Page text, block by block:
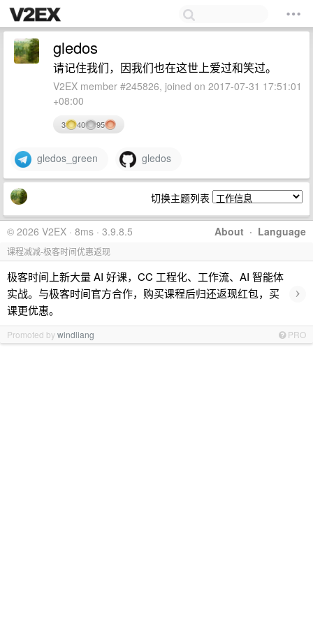
gledos
请记住我们，因我们也在这世上爱过和笑过。
V2EX member #245826, joined on 2017-07-31 17:51:01
+08:00
3 40 95
gledos_green gledos
切换主题列表
About · Language
© 2026 V2EX · 8ms · 3.9.8.5
课程减减-极客时间优惠返现
极客时间上新大量 AI 好课，CC 工程化、工作流、AI 智能体
实战。与极客时间官方合作，购买课程后归还返现红包，买
课更优惠。
›
Promoted bywindliang PRO